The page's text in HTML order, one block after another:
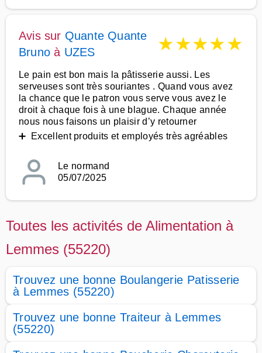
Avis sur Quante Quante
Bruno à UZES ★★★★★
Le pain est bon mais la pâtisserie aussi. Les
serveuses sont très souriantes . Quand vous avez
la chance que le patron vous serve vous avez le
droit à chaque fois à une blague. Chaque année
nous nous faisons un plaisir d’y retourner
➕ Excellent produits et employés très agréables
Le normand
05/07/2025
Toutes les activités de Alimentation à
Lemmes (55220)
Trouvez une bonne Boulangerie Patisserie
à Lemmes (55220)
Trouvez une bonne Traiteur à Lemmes
(55220)